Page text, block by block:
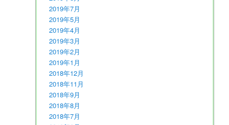
2019年7月
2019年5月
2019年4月
2019年3月
2019年2月
2019年1月
2018年12月
2018年11月
2018年9月
2018年8月
2018年7月